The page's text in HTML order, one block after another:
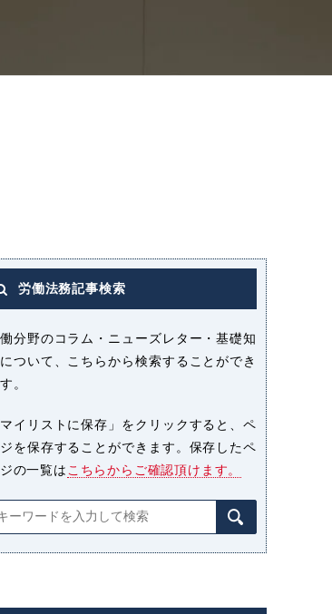
労働法務記事検索
分野のコラム・ニューズレター・基礎知
ついて、こちらから検索することができ
。
マイリストに保存」をクリックすると、ペ
を保存することができます。保存したペ
の一覧は こちらからご確認頂けます。